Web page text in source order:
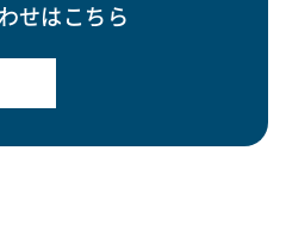
せはこちら